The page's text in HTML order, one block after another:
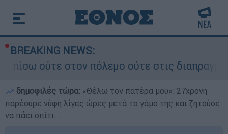
BREAKING NEWS:
πόλεμο ούτε στις διαπραγματεύσεις» - Οι
δημοφιλές τώρα: «Θέλω τον πατέρα μου»: 27χρονη
παρέσυρε νύφη λίγες ώρες μετά το γάμο της και ζητούσε
να πάει σπίτι...